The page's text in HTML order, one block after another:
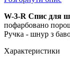
W-3-R Спис для
пофарбовано
Ручка - шнур з
Характеристики